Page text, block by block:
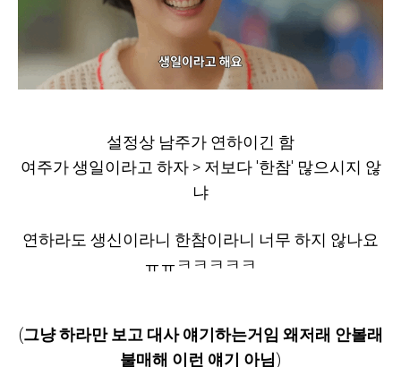
설정상 남주가 연하이긴 함
여주가 생일이라고 하자 > 저보다 '한참' 많으시지 않
냐
연하라도 생신이라니 한참이라니 너무 하지 않나요
ㅠㅠㅋㅋㅋㅋㅋ
(그냥 하라만 보고 대사 얘기하는거임 왜저래 안볼래
불매해 이런 얘기 아님)